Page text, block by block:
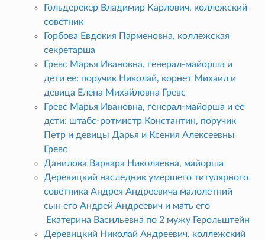
Гольдерекер Владимир Карлович, коллежский
советник
Горбова Евдокия Парменовна, коллежская
секретарша
Гревс Марья Ивановна, генерал-майорша и
дети ее: поручик Николай, корнет Михаил и
девица Елена Михайловна Гревс
Гревс Марья Ивановна, генерал-майорша и ее
дети: штабс-ротмистр Константин, поручик
Петр и девицы Дарья и Ксения Алексеевны
Гревс
Данилова Варвара Николаевна, майорша
Деревицкий наследник умершего титулярного
советника Андрея Андреевича малолетний
сын его Андрей Андреевич и мать его
Екатерина Васильевна по 2 мужу Герольштейн
Деревицкий Николай Андреевич, коллежский